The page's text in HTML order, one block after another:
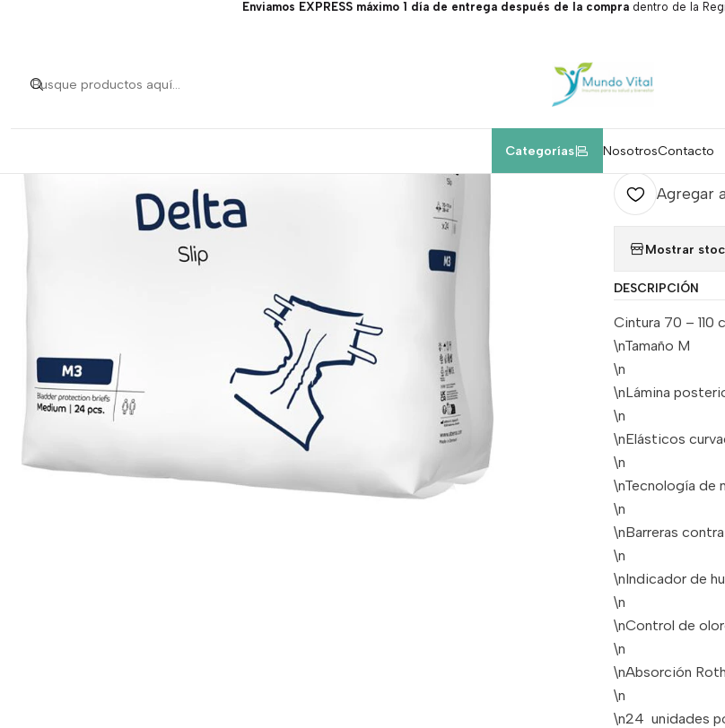
Categorías NosotrosContacto
Enviamos EXPRESS máximo 1 día de entrega después de la compra dentro de la
Pañales adultos alta absorción. Pañal Delta
|
Pañal
Cantidad
Agregar
Mostrar
DESCRIPCIÓN
Cintura 70 – 110
\nTamaño M
\n
\nLámina
\n
\nElásticos
\n
\nTecnología de
\n
\nBarreras
\n
\nIndicador de
\n
\nControl de
\n
\nAbsorción
\n
\n24 unidades